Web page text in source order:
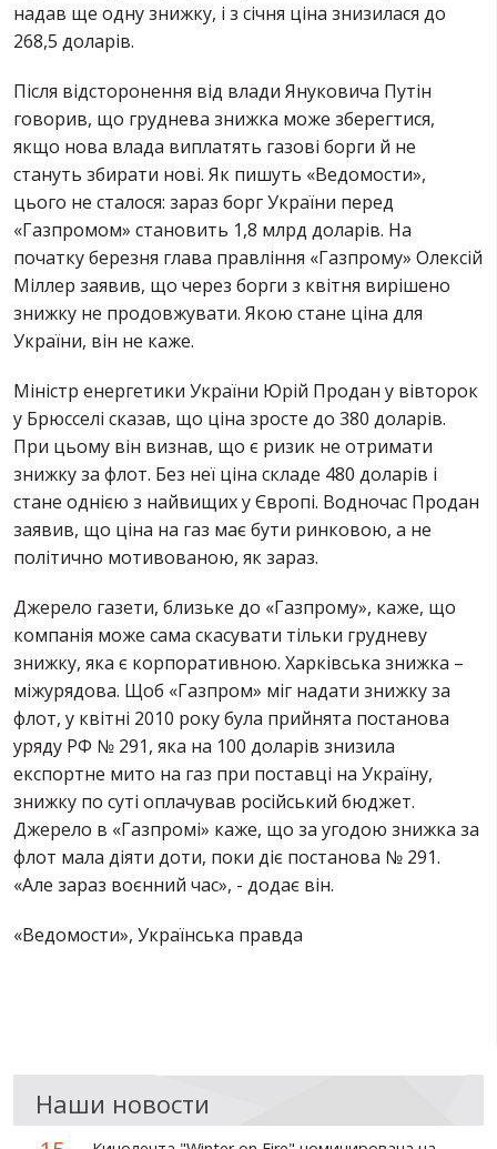
надав ще одну знижку, і з січня ціна знизилася до
268,5 доларів.
Після відсторонення від влади Януковича Путін
говорив, що груднева знижка може зберегтися,
якщо нова влада виплатять газові борги й не
стануть збирати нові. Як пишуть «Ведомости»,
цього не сталося: зараз борг України перед
«Газпромом» становить 1,8 млрд доларів. На
початку березня глава правління «Газпрому» Олексій
Міллер заявив, що через борги з квітня вирішено
знижку не продовжувати. Якою стане ціна для
України, він не каже.
Міністр енергетики України Юрій Продан у вівторок
у Брюсселі сказав, що ціна зросте до 380 доларів.
При цьому він визнав, що є ризик не отримати
знижку за флот. Без неї ціна складе 480 доларів і
стане однією з найвищих у Європі. Водночас Продан
заявив, що ціна на газ має бути ринковою, а не
політично мотивованою, як зараз.
Джерело газети, близьке до «Газпрому», каже, що
компанія може сама скасувати тільки грудневу
знижку, яка є корпоративною. Харківська знижка –
міжурядова. Щоб «Газпром» міг надати знижку за
флот, у квітні 2010 року була прийнята постанова
уряду РФ № 291, яка на 100 доларів знизила
експортне мито на газ при поставці на Україну,
знижку по суті оплачував російський бюджет.
Джерело в «Газпромі» каже, що за угодою знижка за
флот мала діяти доти, поки діє постанова № 291.
«Але зараз воєнний час», - додає він.
«Ведомости», Українська правда
Наши новости